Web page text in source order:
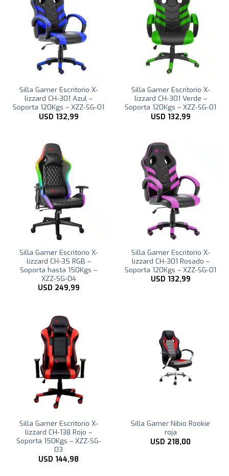
Silla Gamer Escritorio X-
lizzard CH-301 Azul –
Soporta 120Kgs – XZZ-SG-01
USD 132,99
Silla Gamer Escritorio X-
lizzard CH-301 Verde –
Soporta 120Kgs – XZZ-SG-01
USD 132,99
Silla Gamer Escritorio X-
lizzard CH-35 RGB –
Soporta hasta 150Kgs –
XZZ-SG-04
USD 249,99
Silla Gamer Escritorio X-
lizzard CH-301 Rosado –
Soporta 120Kgs – XZZ-SG-01
USD 132,99
Silla Gamer Escritorio X-
lizzard CH-138 Rojo –
Soporta 150Kgs – XZZ-SG-
03
USD 144,98
Silla Gamer Nibio Rookie
roja
USD 218,00